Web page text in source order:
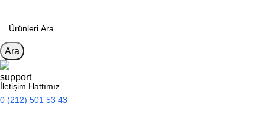
Ara
İletişim Hattımız
0 (212) 501 53 43